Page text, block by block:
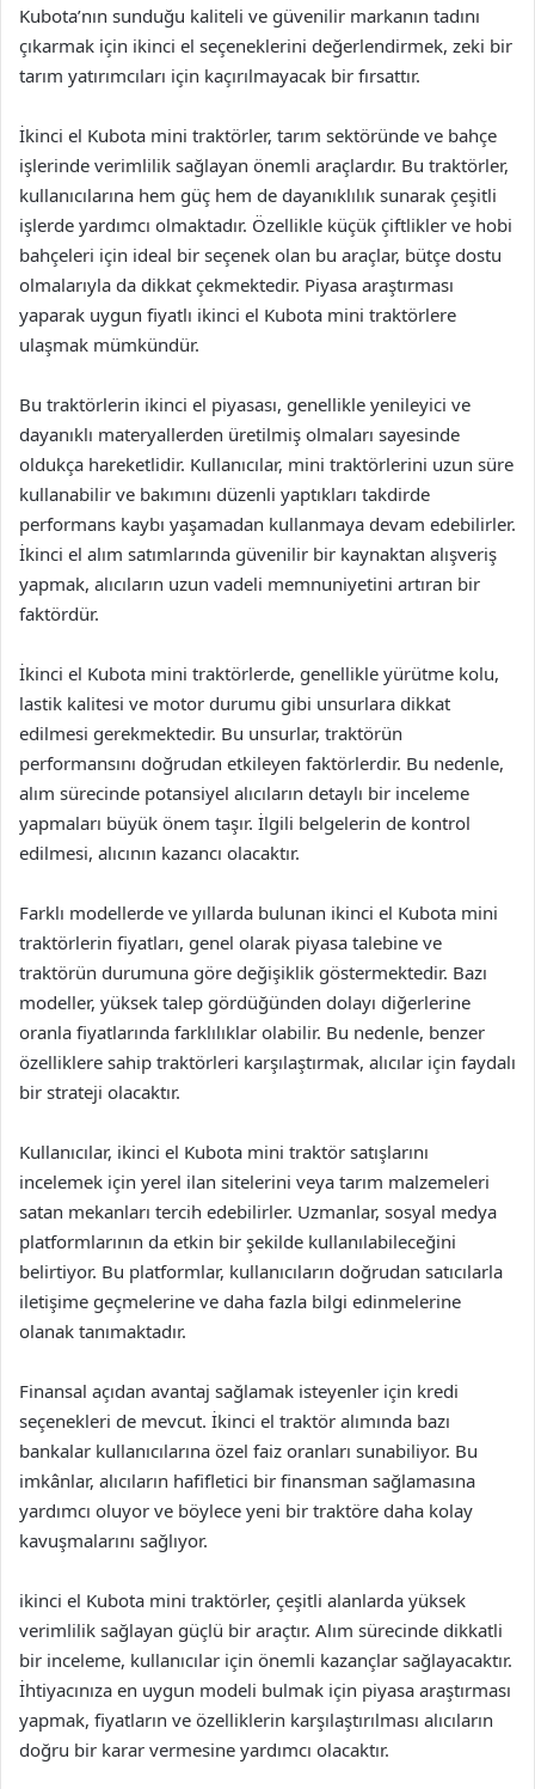
Kubota’nın sunduğu kaliteli ve güvenilir markanın tadını
çıkarmak için ikinci el seçeneklerini değerlendirmek, zeki bir
tarım yatırımcıları için kaçırılmayacak bir fırsattır.
İkinci el Kubota mini traktörler, tarım sektöründe ve bahçe
işlerinde verimlilik sağlayan önemli araçlardır. Bu traktörler,
kullanıcılarına hem güç hem de dayanıklılık sunarak çeşitli
işlerde yardımcı olmaktadır. Özellikle küçük çiftlikler ve hobi
bahçeleri için ideal bir seçenek olan bu araçlar, bütçe dostu
olmalarıyla da dikkat çekmektedir. Piyasa araştırması
yaparak uygun fiyatlı ikinci el Kubota mini traktörlere
ulaşmak mümkündür.
Bu traktörlerin ikinci el piyasası, genellikle yenileyici ve
dayanıklı materyallerden üretilmiş olmaları sayesinde
oldukça hareketlidir. Kullanıcılar, mini traktörlerini uzun süre
kullanabilir ve bakımını düzenli yaptıkları takdirde
performans kaybı yaşamadan kullanmaya devam edebilirler.
İkinci el alım satımlarında güvenilir bir kaynaktan alışveriş
yapmak, alıcıların uzun vadeli memnuniyetini artıran bir
faktördür.
İkinci el Kubota mini traktörlerde, genellikle yürütme kolu,
lastik kalitesi ve motor durumu gibi unsurlara dikkat
edilmesi gerekmektedir. Bu unsurlar, traktörün
performansını doğrudan etkileyen faktörlerdir. Bu nedenle,
alım sürecinde potansiyel alıcıların detaylı bir inceleme
yapmaları büyük önem taşır. İlgili belgelerin de kontrol
edilmesi, alıcının kazancı olacaktır.
Farklı modellerde ve yıllarda bulunan ikinci el Kubota mini
traktörlerin fiyatları, genel olarak piyasa talebine ve
traktörün durumuna göre değişiklik göstermektedir. Bazı
modeller, yüksek talep gördüğünden dolayı diğerlerine
oranla fiyatlarında farklılıklar olabilir. Bu nedenle, benzer
özelliklere sahip traktörleri karşılaştırmak, alıcılar için faydalı
bir strateji olacaktır.
Kullanıcılar, ikinci el Kubota mini traktör satışlarını
incelemek için yerel ilan sitelerini veya tarım malzemeleri
satan mekanları tercih edebilirler. Uzmanlar, sosyal medya
platformlarının da etkin bir şekilde kullanılabileceğini
belirtiyor. Bu platformlar, kullanıcıların doğrudan satıcılarla
iletişime geçmelerine ve daha fazla bilgi edinmelerine
olanak tanımaktadır.
Finansal açıdan avantaj sağlamak isteyenler için kredi
seçenekleri de mevcut. İkinci el traktör alımında bazı
bankalar kullanıcılarına özel faiz oranları sunabiliyor. Bu
imkânlar, alıcıların hafifletici bir finansman sağlamasına
yardımcı oluyor ve böylece yeni bir traktöre daha kolay
kavuşmalarını sağlıyor.
ikinci el Kubota mini traktörler, çeşitli alanlarda yüksek
verimlilik sağlayan güçlü bir araçtır. Alım sürecinde dikkatli
bir inceleme, kullanıcılar için önemli kazançlar sağlayacaktır.
İhtiyacınıza en uygun modeli bulmak için piyasa araştırması
yapmak, fiyatların ve özelliklerin karşılaştırılması alıcıların
doğru bir karar vermesine yardımcı olacaktır.